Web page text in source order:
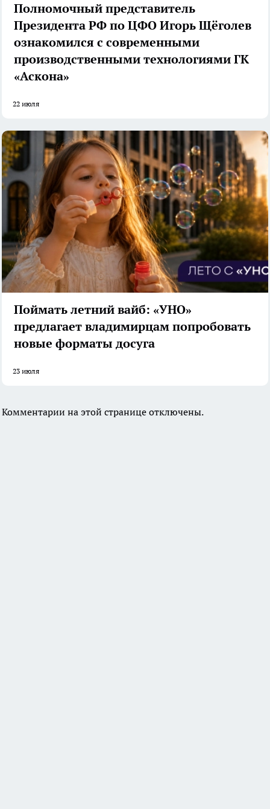
Полномочный представитель
Президента РФ по ЦФО Игорь Щёголев
ознакомился с современными
производственными технологиями ГК
«Аскона»
22 июля
Поймать летний вайб: «УНО»
предлагает владимирцам попробовать
новые форматы досуга
23 июля
Комментарии на этой странице отключены.